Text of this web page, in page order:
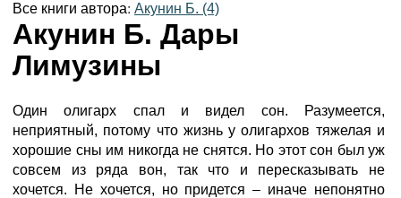
Все книги автора: Акунин Б. (4)
Акунин Б. Дары
Лимузины
Один олигарх спал и видел сон. Разумеется,
неприятный, потому что жизнь у олигархов тяжелая и
хорошие сны им никогда не снятся. Но этот сон был уж
совсем из ряда вон, так что и пересказывать не
хочется. Не хочется, но придется – иначе непонятно